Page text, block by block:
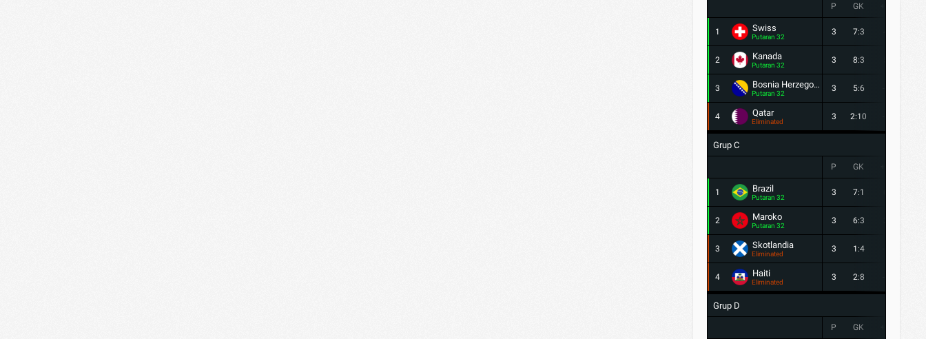
P GK
1 Swiss
Putaran 32
3 7:3
2 Kanada
Putaran 32
3 8:3
3 Bosnia Herzegovina
Putaran 32
3 5:6
4 Qatar
Eliminated
3 2:10
Grup C
P GK
1 Brazil
Putaran 32
3 7:1
2 Maroko
Putaran 32
3 6:3
3 Skotlandia
Eliminated
3 1:4
4 Haiti
Eliminated
3 2:8
Grup D
P GK